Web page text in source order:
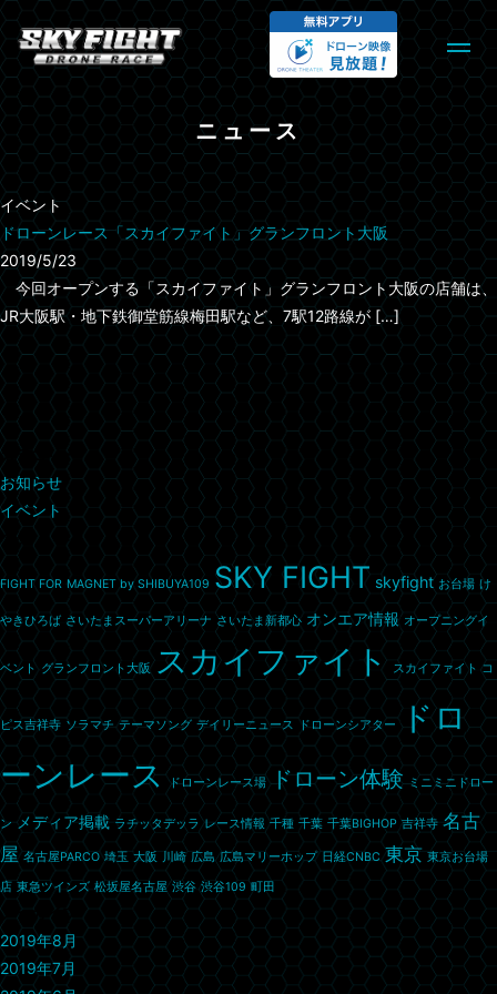
ニュース
イベント
ドローンレース「スカイファイト」グランフロント大阪
2019/5/23
今回オープンする「スカイファイト」グランフロント大阪の店舗は、
JR大阪駅・地下鉄御堂筋線梅田駅など、7駅12路線が […]
カテゴリー
お知らせ
イベント
タグ
FIGHT FOR MAGNET by SHIBUYA109 SKY FIGHT skyfight お台場 け
やきひろば さいたまスーパーアリーナ さいたま新都心 オンエア情報 オープニングイ
ベント グランフロント大阪 スカイファイト スカイファイト コ
ピス吉祥寺 ソラマチ テーマソング デイリーニュース ドローンシアター ドロ
ーンレース
ドローンレース場 ドローン体験 ミニミニドロー
ン メディア掲載 ラチッタデッラ レース情報 千種 千葉 千葉BIGHOP 吉祥寺 名古
屋 名古屋PARCO 埼玉 大阪 川崎 広島 広島マリーホップ 日経CNBC 東京 東京お台場
店 東急ツインズ 松坂屋名古屋 渋谷 渋谷109 町田
アーカイブ
2019年8月
2019年7月